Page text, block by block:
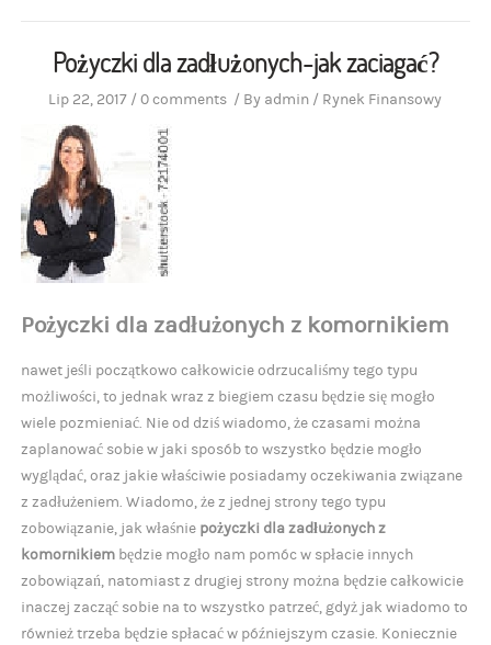
Pożyczki dla zadłużonych-jak zaciagać?
Lip 22, 2017 /0 comments / By admin / Rynek Finansowy
Pożyczki dla zadłużonych z komornikiem
nawet jeśli początkowo całkowicie odrzucaliśmy tego typu
możliwości, to jednak wraz z biegiem czasu będzie się mogło
wiele pozmieniać. Nie od dziś wiadomo, że czasami można
zaplanować sobie w jaki sposób to wszystko będzie mogło
wyglądać, oraz jakie właściwie posiadamy oczekiwania związane
z zadłużeniem. Wiadomo, że z jednej strony tego typu
zobowiązanie, jak właśnie pożyczki dla zadłużonych z
komornikiembędzie mogło nam pomóc w spłacie innych
zobowiązań, natomiast z drugiej strony można będzie całkowicie
inaczej zacząć sobie na to wszystko patrzeć, gdyż jak wiadomo to
również trzeba będzie spłacać w późniejszym czasie. Koniecznie